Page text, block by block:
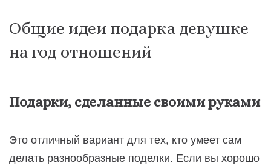
Общие идеи подарка девушке
на год отношений
Подарки, сделанные своими руками
Это отличный вариант для тех, кто умеет сам
делать разнообразные поделки. Если вы хорошо